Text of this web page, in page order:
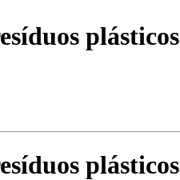
plásticos
plásticos